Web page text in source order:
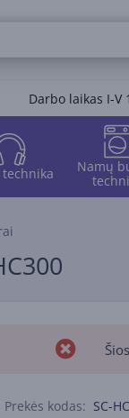
Darbo laikas I-V
technika
Namų
Prekės kodas: SC-